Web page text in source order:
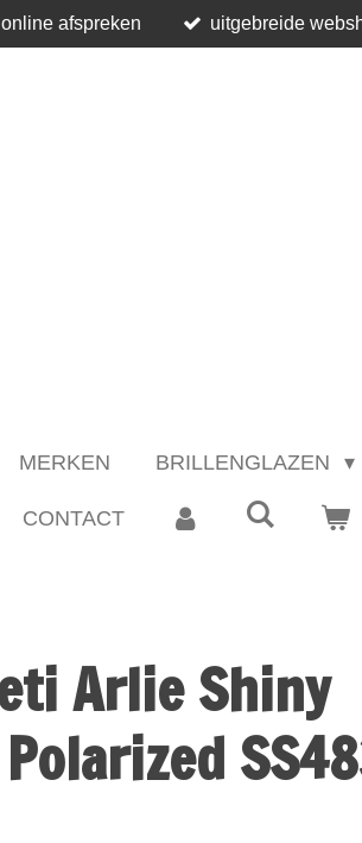
online afspreken uitgebreide
MERKEN BRILLENGLAZEN
CONTACT
Arlie Shiny